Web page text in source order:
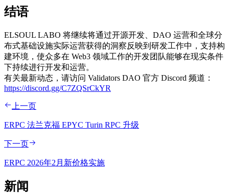
结语
ELSOUL LABO 将继续将通过开源开发、DAO 运营和全球分
布式基础设施实际运营获得的洞察反映到研发工作中，支持构
建环境，使众多在 Web3 领域工作的开发团队能够在现实条件
下持续进行开发和运营。
有关最新动态，请访问 Validators DAO 官方 Discord 频道：
https://discord.gg/C7ZQSrCkYR
上一页
ERPC 法兰克福 EPYC Turin RPC 升级
下一页
ERPC 2026年2月新价格实施
新闻